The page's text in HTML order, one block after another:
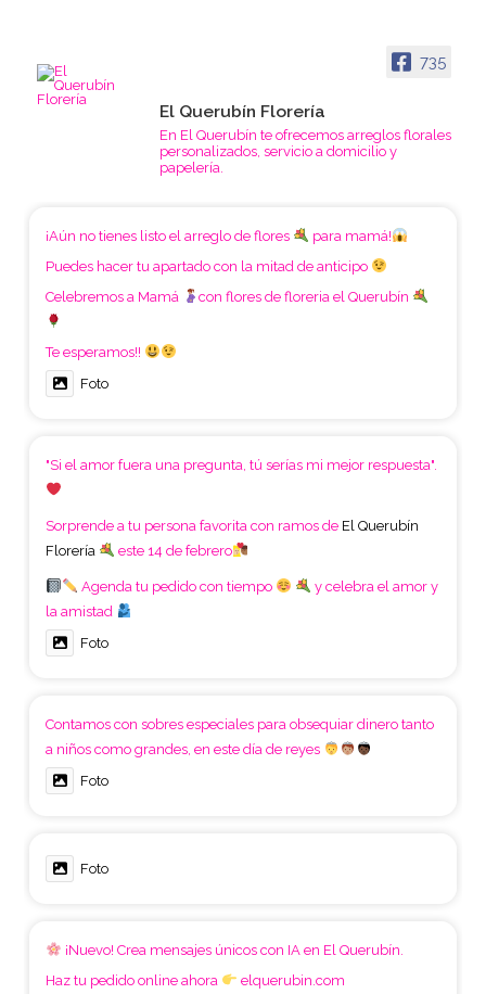
735
El Querubín Florería
En El Querubín te ofrecemos arreglos florales
personalizados, servicio a domicilio y
papelería.
¡Aún no tienes listo el arreglo de flores
para mamá!
Puedes hacer tu apartado con la mitad de anticipo
Celebremos a Mamá
con flores de floreria el Querubín
Te esperamos!!
Foto
"Si el amor fuera una pregunta, tú serías mi mejor respuesta".
Sorprende a tu persona favorita con ramos de El Querubín
Florería
este 14 de febrero
Agenda tu pedido con tiempo
y celebra el amor y
la amistad
Foto
Contamos con sobres especiales para obsequiar dinero tanto
a niños como grandes, en este día de reyes
Foto
Foto
¡Nuevo! Crea mensajes únicos con IA en El Querubín.
Haz tu pedido online ahora
elquerubin.com